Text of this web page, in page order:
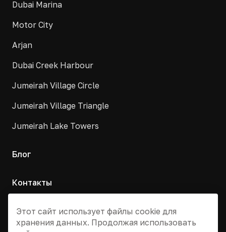
Dubai Marina
Motor City
Arjan
Dubai Creek Harbour
Jumeirah Village Circle
Jumeirah Village Triangle
Jumeirah Lake Towers
Блог
Контакты
+7 495 955 13 12
Этот сайт использует файлы cookie для
хранения данных. Продолжая использовать